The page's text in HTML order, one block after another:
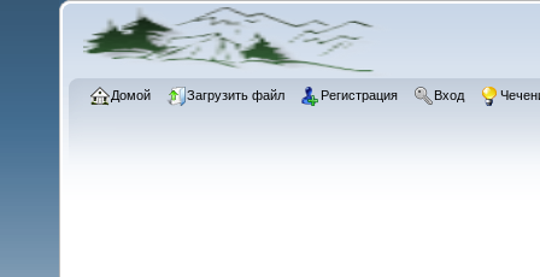
Домой Загрузить файл Регистрация Вход